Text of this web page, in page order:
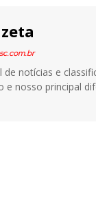
notícias e
e nosso principal